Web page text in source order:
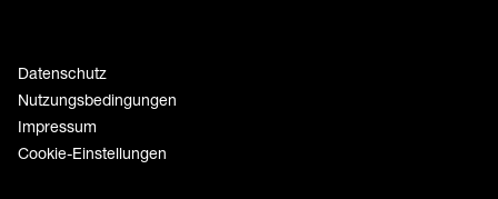
Datenschutz
Nutzungsbedingungen
Impressum
Cookie-Einstellungen